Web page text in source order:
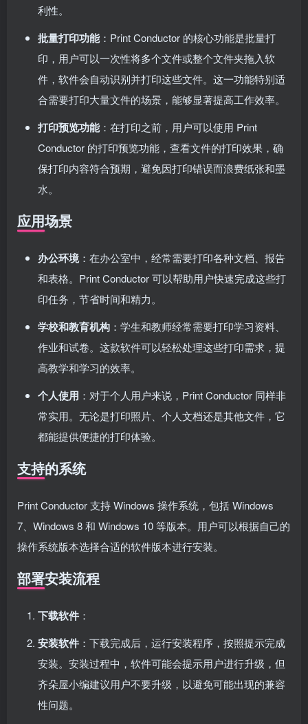
利性。
批量打印功能：Print Conductor 的核心功能是批量打
印，用户可以一次性将多个文件或整个文件夹拖入软
件，软件会自动识别并打印这些文件。这一功能特别适
合需要打印大量文件的场景，能够显著提高工作效率。
打印预览功能：在打印之前，用户可以使用 Print
Conductor 的打印预览功能，查看文件的打印效果，确
保打印内容符合预期，避免因打印错误而浪费纸张和墨
水。
应用场景
办公环境：在办公室中，经常需要打印各种文档、报告
和表格。Print Conductor 可以帮助用户快速完成这些打
印任务，节省时间和精力。
学校和教育机构 ：学生和教师经常需要打印学习资料、
作业和试卷。这款软件可以轻松处理这些打印需求，提
高教学和学习的效率。
个人使用 ：对于个人用户来说，Print Conductor 同样非
常实用。无论是打印照片、个人文档还是其他文件，它
都能提供便捷的打印体验。
支持的系统
Print Conductor 支持 Windows 操作系统，包括 Windows
7、Windows 8 和 Windows 10 等版本。用户可以根据自己的
操作系统版本选择合适的软件版本进行安装。
部署安装流程
下载软件 ：
安装软件 ：下载完成后，运行安装程序，按照提示完成
安装。安装过程中，软件可能会提示用户进行升级，但
齐朵屋小编建议用户不要升级，以避免可能出现的兼容
性问题。